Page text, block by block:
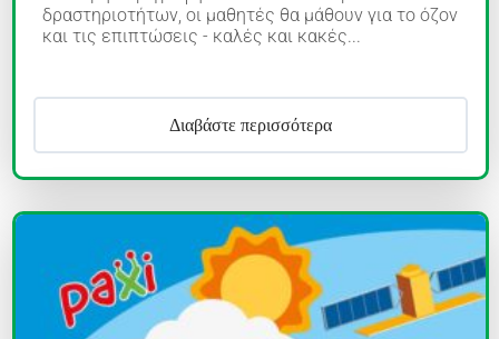
δραστηριοτήτων, οι μαθητές θα μάθουν για το όζον
και τις επιπτώσεις - καλές και κακές...
Διαβάστε περισσότερα